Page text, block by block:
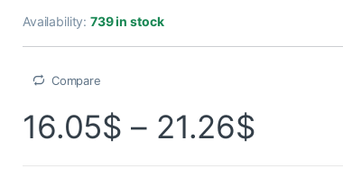
Availability:739 in stock
Compare
16.05$ – 21.26$